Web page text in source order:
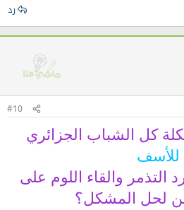
رد
#10
كل الشباب الجزائري
للأسف
والقاء اللوم على
لحل المشكل؟